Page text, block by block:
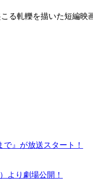
る軋轢を描いた短編
』が放送スタート！
より劇場公開！